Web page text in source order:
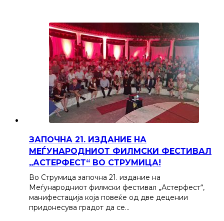
ЗАПОЧНА 21. ИЗДАНИЕ НА
МЕЃУНАРОДНИОТ ФИЛМСКИ ФЕСТИВАЛ
„АСТЕРФЕСТ“ ВО СТРУМИЦА!
Во Струмица започна 21. издание на
Меѓународниот филмски фестивал „Астерфест“,
манифестација која повеќе од две децении
придонесува градот да се…